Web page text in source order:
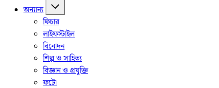
অন্যান্য
ফিচার
লাইফস্টাইল
বিনোদন
শিল্প ও সাহিত্য
বিজ্ঞান ও প্রযুক্তি
ফটো